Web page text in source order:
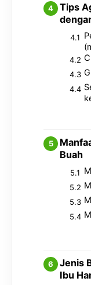
Tips
Buah
Jenis
Ibu